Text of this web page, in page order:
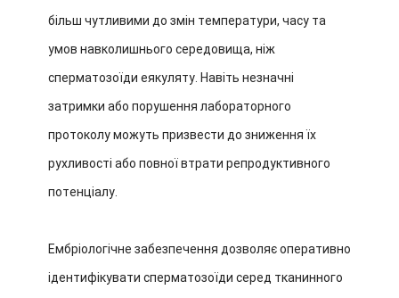
більш чутливими до змін температури, часу та
умов навколишнього середовища, ніж
сперматозоїди еякуляту. Навіть незначні
затримки або порушення лабораторного
протоколу можуть призвести до зниження їх
рухливості або повної втрати репродуктивного
потенціалу.
Ембріологічне забезпечення дозволяє оперативно
ідентифікувати сперматозоїди серед тканинного